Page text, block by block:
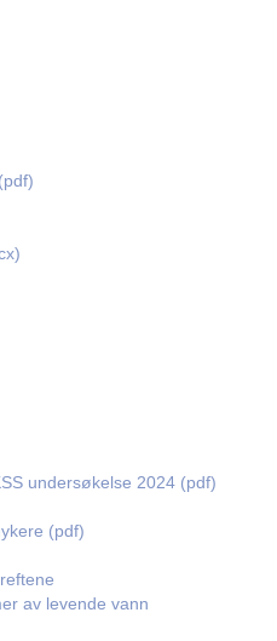
(pdf)
undersøkelse 2024 (pdf)
(pdf)
av levende vann